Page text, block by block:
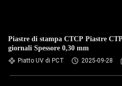
Piastre di stampa CTCP Piastre
giornali Spessore 0,30 mm
Piatto UV di PCT 2025-09-28